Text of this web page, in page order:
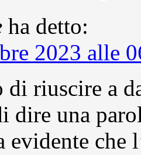
ha detto:
2023 alle
di riuscire a
dire una
evidente che